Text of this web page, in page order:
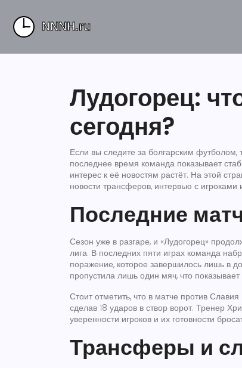
Лудогорец:
сегодня?
Если вы следите за болгарским
последнее время команда показывает
интерес к её новостям растёт. На этой
новости трансферов, интервью с игроками
Последние
Сезон уже в разгаре, и «Лудогорец»
лига. В последних пяти играх команда
поражение, которое завершилось лишь в
пропустила лишь один мяч, что
Стоит отметить, что в матче против
сделав 18 ударов в створ ворот. Тренер
уверенности игроков и их готовности
Трансферы и